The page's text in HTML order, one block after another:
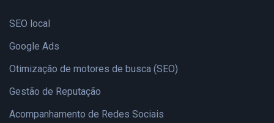
SEO local
Google Ads
Otimização de motores de busca (SEO)
Gestão de Reputação
Acompanhamento de Redes Sociais